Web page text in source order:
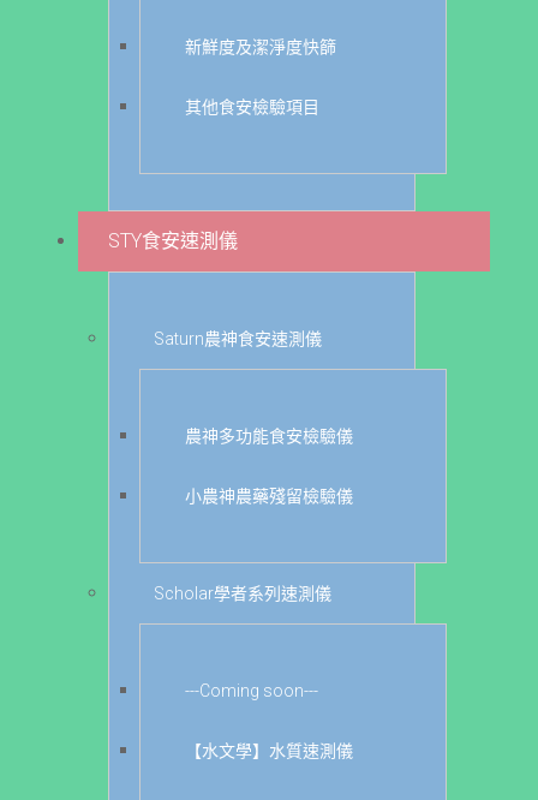
新鮮度及潔淨度快篩
其他食安檢驗項目
STY食安速測儀
Saturn農神食安速測儀
農神多功能食安檢驗儀
小農神農藥殘留檢驗儀
Scholar學者系列速測儀
---Coming soon---
【水文學】水質速測儀